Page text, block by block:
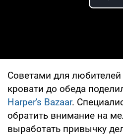
Советами для любителей
кровати до обеда
Harper's Bazaar.
обратить внимание на
выработать привычку